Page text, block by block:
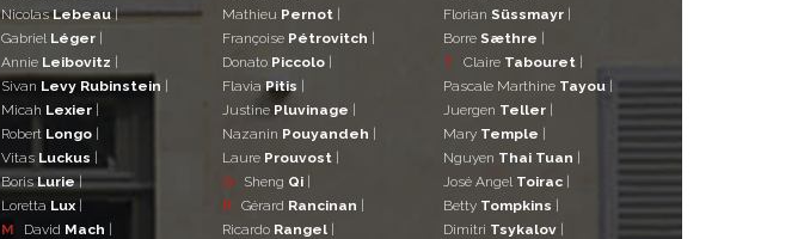
NicolasLebeau|
Gabriel Léger |
Annie Leibovitz |
Sivan Levy Rubinstein |
Micah Lexier |
Robert Longo |
Vitas Luckus |
BorisLurie|
Loretta Lux |
M
David Mach |
Mathieu Pernot |
Françoise Pétrovitch |
Donato Piccolo |
Flavia Pitis |
Justine Pluvinage |
Nazanin Pouyandeh |
Laure Prouvost |
Q
Sheng Qi |
R Gérard Rancinan |
Ricardo Rangel |
Florian Süssmayr |
Borre Sæthre |
T
Claire Tabouret |
Pascale Marthine Tayou |
Juergen Teller |
Mary Temple |
Nguyen Thai Tuan |
José Angel Toirac |
Betty Tompkins |
Dimitri Tsykalov |